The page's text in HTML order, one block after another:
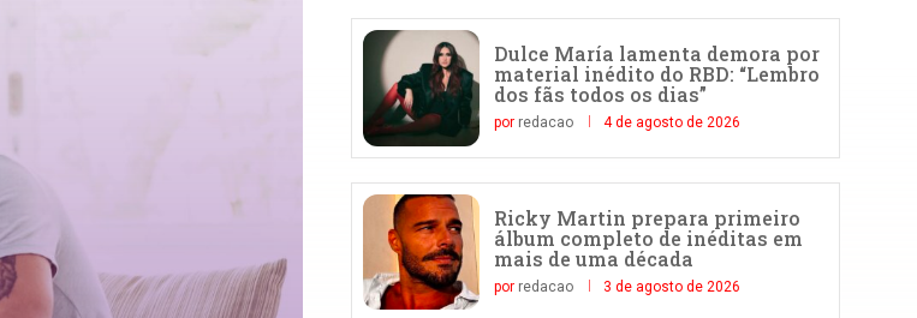
Dulce María lamenta demora por
material inédito do RBD: “Lembro
dos fãs todos os dias”
por redacao 4 de agosto de 2026
Ricky Martin prepara primeiro
álbum completo de inéditas em
mais de uma década
por redacao 3 de agosto de 2026